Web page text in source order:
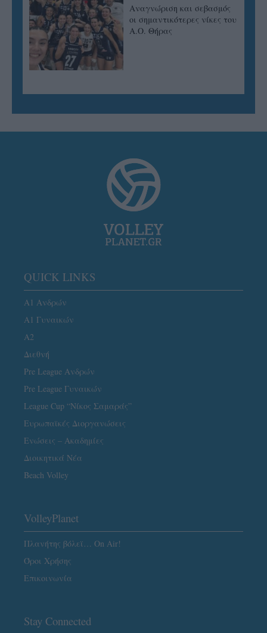
Αναγνώριση και σεβασμός
οι σημαντικότερες νίκες του
Α.Ο. Θήρας
QUICK LINKS
Α1 Ανδρών
Α1 Γυναικών
A2
Διεθνή
Pre League Ανδρών
Pre League Γυναικών
League Cup “Νίκος Σαμαράς”
Ευρωπαϊκές Διοργανώσεις
Ενώσεις – Ακαδημίες
Διοικητικά Νέα
Beach Volley
VolleyPlanet
Πλανήτης βόλεϊ… On Air!
Όροι Χρήσης
Επικοινωνία
Stay Connected